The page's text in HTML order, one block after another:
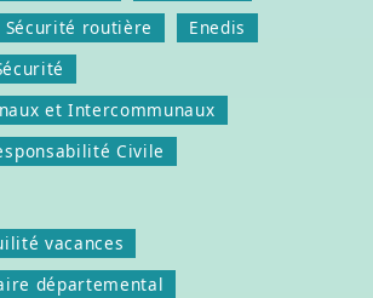
Sécurité routière
Enedis
et Intercommunaux
Civile
vacances
départemental